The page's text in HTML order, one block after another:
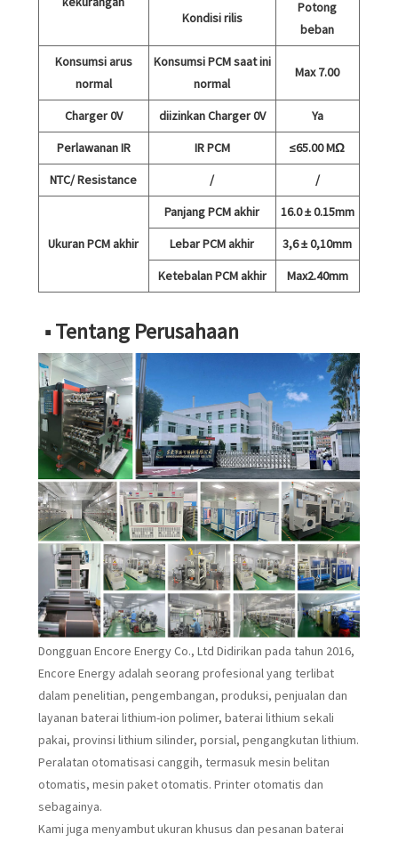
Kondisi rilis
Potong
beban
Konsumsi arus
normal
Konsumsi PCM saat ini
normal
Max 7.00
Charger 0V diizinkan Charger 0V
Ya
Perlawanan IR
IR PCM
≤65.00 MΩ
NTC/ Resistance
/ /
Ukuran PCM akhir
Panjang PCM akhir
16.0 ± 0.15mm
Lebar PCM akhir
3,6 ± 0,10mm
Ketebalan PCM akhir
Max2.40mm
■ Tentang Perusahaan
Dongguan Encore Energy Co., Ltd Didirikan pada tahun 2016,
Encore Energy adalah seorang profesional yang terlibat
dalam penelitian, pengembangan, produksi, penjualan dan
layanan baterai lithium-ion polimer, baterai lithium sekali
pakai, provinsi lithium silinder, porsial, pengangkutan lithium.
Peralatan otomatisasi canggih, termasuk mesin belitan
otomatis, mesin paket otomatis. Printer otomatis dan
sebagainya.
Kami juga menyambut ukuran khusus dan pesanan baterai